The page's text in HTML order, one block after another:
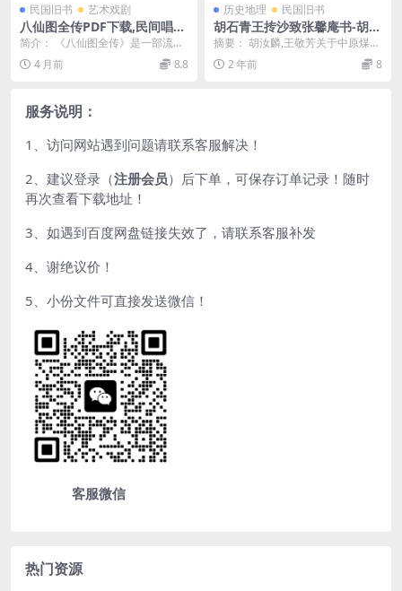
民国旧书 艺术戏剧
八仙图全传PDF下载,民间唱词
剧本，云南鑫文书局
简介： 《八仙图全传》是一部流传
于清末民初的弹词作品，全名《新
刻八仙图全传》，属...
4 月前 8.8
历史地理 民国旧书
胡石青王抟沙致张馨庵书-胡汝
麟,王敬芳启
摘要： 胡汝麟,王敬芳关于中原煤矿
公司事项与张馨庵通讯 截图：
2 年前 8
服务说明：
1、访问网站遇到问题请联系客服解决！
2、建议登录（注册会员）后下单，可保存订单记录！随时
再次查看下载地址！
3、如遇到百度网盘链接失效了，请联系客服补发
4、谢绝议价！
5、小份文件可直接发送微信！
客服微信
热门资源